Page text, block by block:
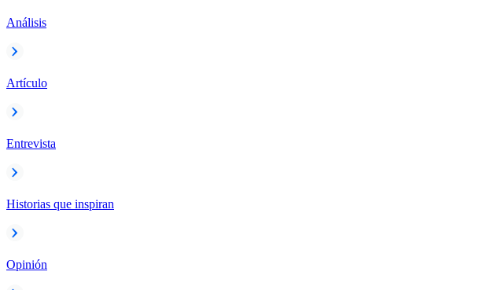
Análisis
Artículo
Entrevista
Historias que inspiran
Opinión